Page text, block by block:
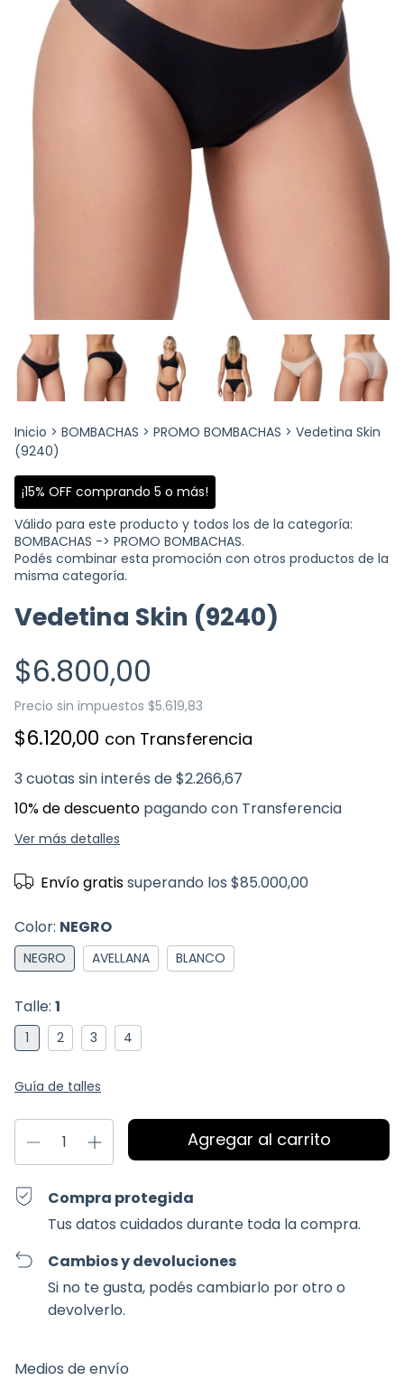
Inicio > BOMBACHAS > PROMO BOMBACHAS > Vedetina Skin
(9240)
¡15% OFF comprando 5 o más!
Válido para este producto y todos los de la categoría:
BOMBACHAS -> PROMO BOMBACHAS.
Podés combinar esta promoción con otros productos de la
misma categoría.
Vedetina Skin (9240)
$6.800,00
Precio sin impuestos $5.619,83
$6.120,00 con Transferencia
3 cuotas sin interés de$2.266,67
10% de descuento pagando con Transferencia
Ver más detalles
Envío gratissuperando los$85.000,00
Color: NEGRO
NEGRO AVELLANA BLANCO
Talle: 1
1 2 3 4
Guía de talles
Compra protegida
Tus datos cuidados durante toda la compra.
Cambios y devoluciones
Si no te gusta, podés cambiarlo por otro o
devolverlo.
Entregas para el CP:
Medios de envío